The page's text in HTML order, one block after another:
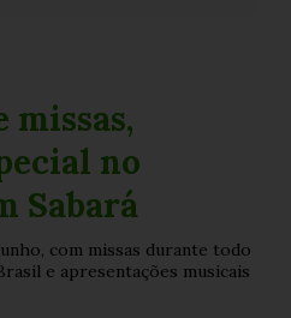
missas,
no
Sabará
com missas durante todo
e apresentações musicais